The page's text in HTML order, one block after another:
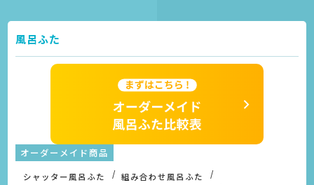
風呂ふた
オーダーメイド商品
シャッター風呂ふた
組み合わせ風呂ふた